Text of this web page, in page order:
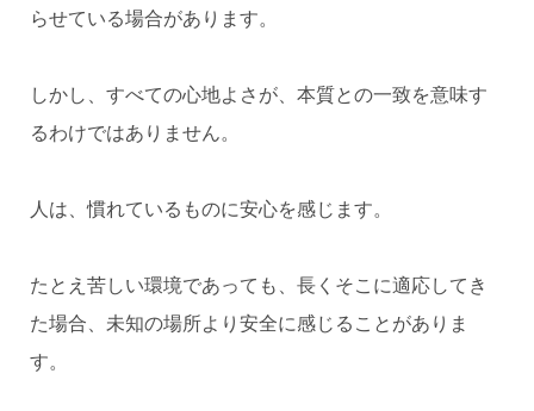
らせている場合があります。
しかし、すべての心地よさが、本質との一致を意味す
るわけではありません。
人は、慣れているものに安心を感じます。
たとえ苦しい環境であっても、長くそこに適応してき
た場合、未知の場所より安全に感じることがありま
す。